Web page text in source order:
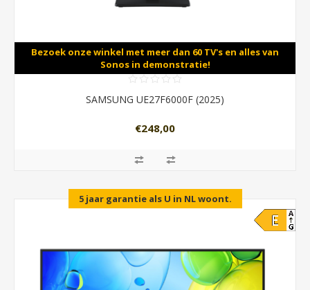
Bezoek onze winkel met meer dan 60 TV's en alles van
Sonos in demonstratie!
SAMSUNG UE27F6000F (2025)
€248,00
5 jaar garantie als U in NL woont.